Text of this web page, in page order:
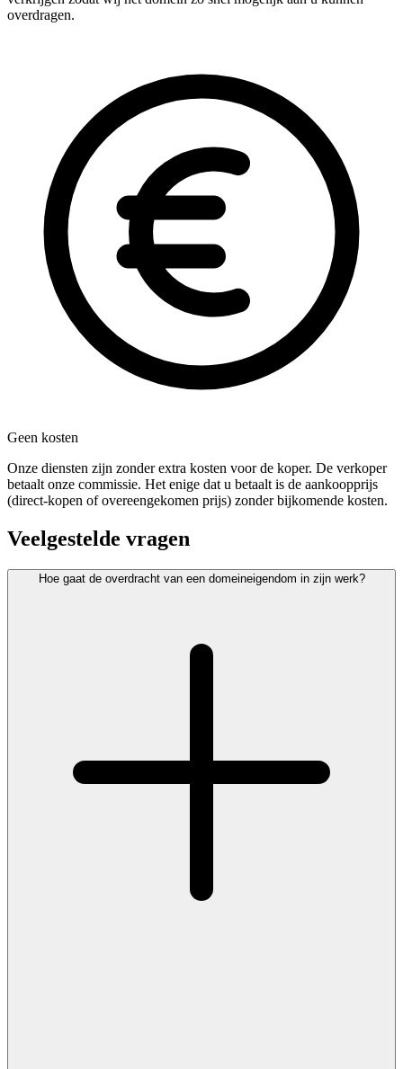
overdragen.
Geen kosten
Onze diensten zijn zonder extra kosten voor de koper. De verkoper
betaalt onze commissie. Het enige dat u betaalt is de aankoopprijs
(direct-kopen of overeengekomen prijs) zonder bijkomende kosten.
Veelgestelde vragen
Hoe gaat de overdracht van een domeineigendom in zijn werk?